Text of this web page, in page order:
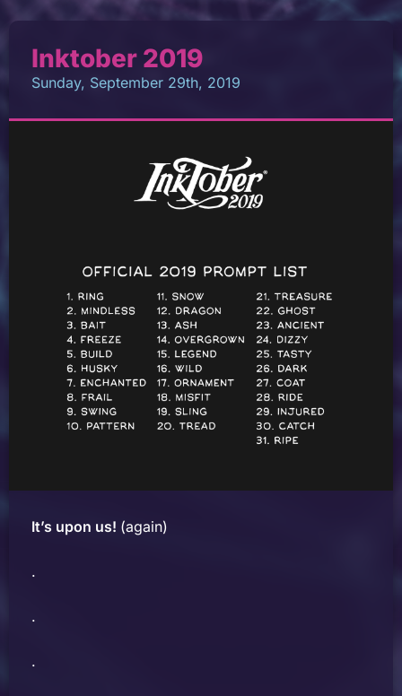
Inktober 2019
Sunday, September 29th, 2019
It’s upon us! (again)
.
.
.